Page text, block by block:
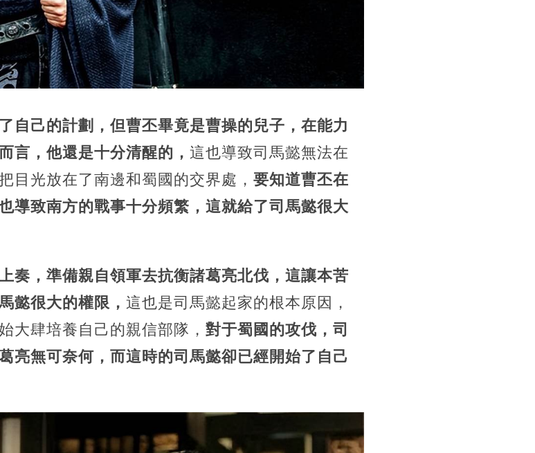
自己的計劃，但曹丕畢竟是曹操的兒子，在能力
言，他還是十分清醒的， 這也導致司馬懿無法在
目光放在了南邊和蜀國的交界處， 要知道曹丕在
導致南方的戰事十分頻繁，這就給了司馬懿很大
奏，準備親自領軍去抗衡諸葛亮北伐，這讓本苦
懿很大的權限， 這也是司馬懿起家的根本原因，
大肆培養自己的親信部隊， 對于蜀國的攻伐，司
亮無可奈何，而這時的司馬懿卻已經開始了自己